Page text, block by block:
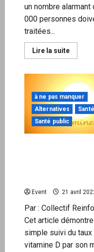
un nombre alarmant
000 personnes
traitées...
Lire la suiteEn
savoir
“Des
preuves
la
N-
acétyl
saluée
par
santé
à ne pas manquer
Alternatives
Santé
Santé public
Event 21 avril
Par : Collectif
Cet article démontre
simple suivi du taux
vitamine D par son